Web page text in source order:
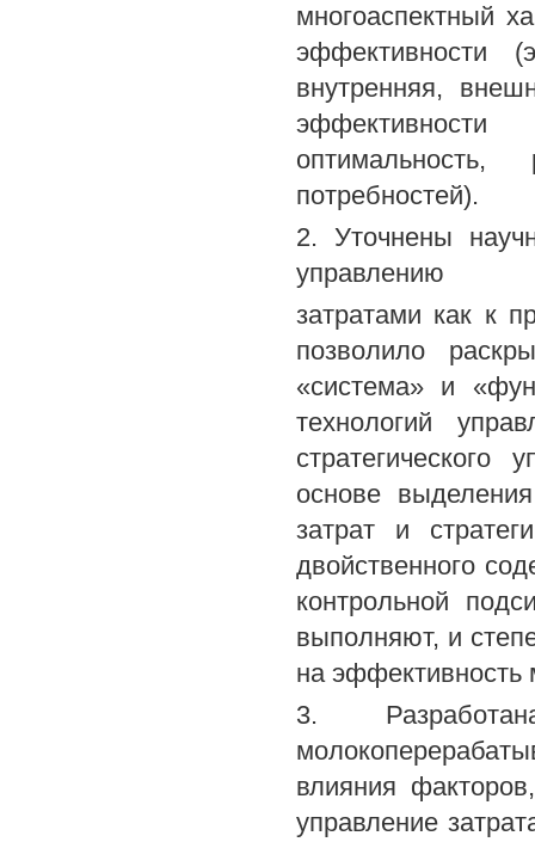
многоаспектный
эффективности
внутренняя,
эффективности
потребностей).
2. Уточнены
управлению
затратами как к
позволило
«система» и
технологий
стратегического
основе
затрат и
двойственного
контрольной
выполняют, и
на
3.
влияния
управление